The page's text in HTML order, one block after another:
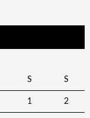
S S
1 2